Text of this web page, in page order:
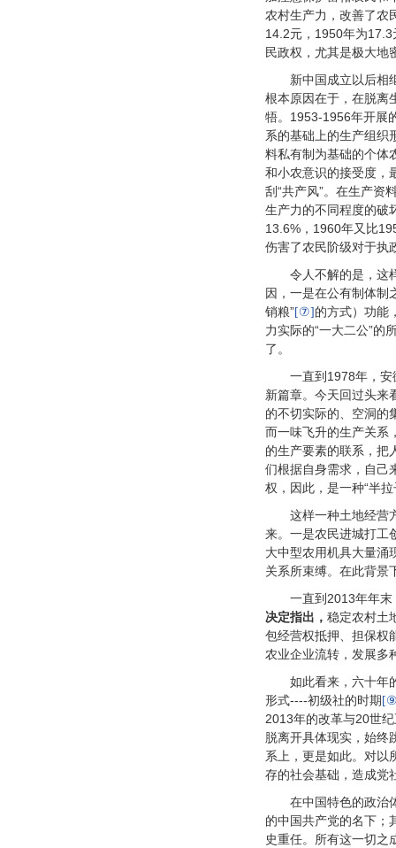
农村生产力，改善了农
14.2元，1950年为
民政权，尤其是极大地
新中国成立以后相
根本原因在于，在脱离
牾。1953-1956年开展
系的基础上的生产组织
料私有制为基础的个体
和小农意识的接受度，
刮“共产风”。在生产资
生产力的不同程度的破
13.6%，1960年又比
伤害了农民阶级对于执
令人不解的是，这
因，一是在公有制体制
销粮”[⑦] 的方式）功能
力实际的“一大二公”的
了。
一直到1978年，安
新篇章。今天回过头来
的不切实际的、空洞的
而一味飞升的生产关系
的生产要素的联系，把
们根据自身需求，自己
权，因此，是一种“半
这样一种土地经营
来。一是农民进城打工
大中型农用机具大量涌
关系所束缚。在此背景
一直到2013年年末
决定指出， 稳定农村土
包经营权抵押、担保权
农业企业流转，发展多
如此看来，六十年
形式----初级社的时期
2013年的改革与20世
脱离开具体现实，始终
系上，更是如此。对以
存的社会基础，造成党
在中国特色的政治
的中国共产党的名下；
史重任。所有这一切之